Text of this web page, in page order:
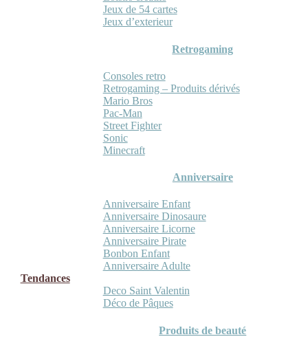
Jeux de 54 cartes
Jeux d’exterieur
Retrogaming
Consoles retro
Retrogaming – Produits dérivés
Mario Bros
Pac-Man
Street Fighter
Sonic
Minecraft
Anniversaire
Anniversaire Enfant
Anniversaire Dinosaure
Anniversaire Licorne
Anniversaire Pirate
Bonbon Enfant
Anniversaire Adulte
Tendances
Deco Saint Valentin
Déco de Pâques
Produits de beauté